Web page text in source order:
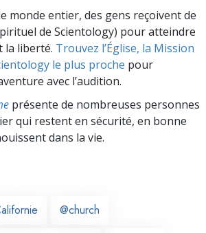
monde entier, des gens reçoivent de
de Scientology) pour atteindre
la liberté. Trouvez l’Église, la Mission
le plus proche pour
avec l’audition.
présente de nombreuses personnes
qui restent en sécurité, en bonne
dans la vie.
@church